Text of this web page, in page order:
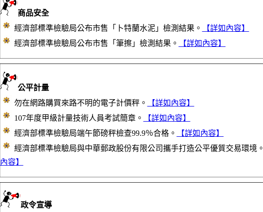
商品安全
經濟部標準檢驗局公布市售「卜特蘭水泥」檢測結果。
【詳如內容】
經濟部標準檢驗局公布市售「筆擦」檢測結果。
【詳如內容】
公平計量
勿在網路購買來路不明的電子計價秤。
【詳如內容】
107年度甲級計量技術人員考試簡章。
【詳如內容】
經濟部標準檢驗局端午節磅秤檢查99.9％合格。
【詳如內容】
經濟部標準檢驗局與中華郵政股份有限公司攜手打造公平優質交易環境。
內容】
政令宣導